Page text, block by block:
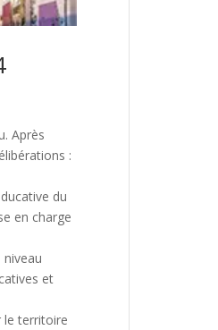
Après
:
du
en charge
et
le territoire